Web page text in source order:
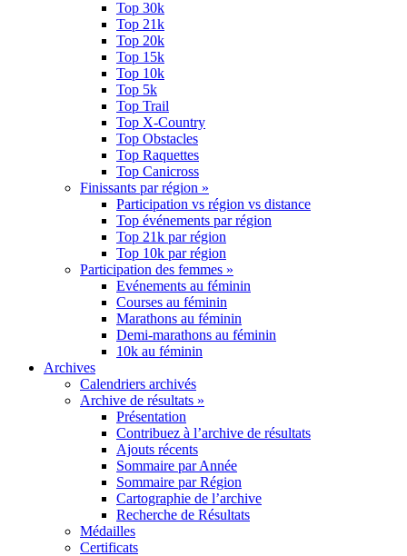
Top 30k
Top 21k
Top 20k
Top 15k
Top 10k
Top 5k
Top Trail
Top X-Country
Top Obstacles
Top Raquettes
Top Canicross
Finissants par région »
Participation vs région vs distance
Top événements par région
Top 21k par région
Top 10k par région
Participation des femmes »
Evénements au féminin
Courses au féminin
Marathons au féminin
Demi-marathons au féminin
10k au féminin
Archives
Calendriers archivés
Archive de résultats »
Présentation
Contribuez à l’archive de résultats
Ajouts récents
Sommaire par Année
Sommaire par Région
Cartographie de l’archive
Recherche de Résultats
Médailles
Certificats